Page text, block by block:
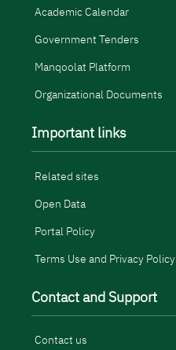
Academic Calendar
Government Tenders
Manqoolat Platform
Organizational Documents
Important links
Related sites
Open Data
Portal Policy
Terms Use and Privacy Policy
Contact and Support
Contact us